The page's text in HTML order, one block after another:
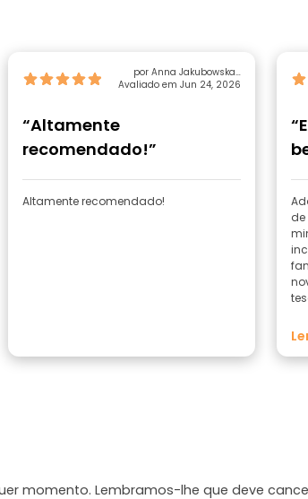
por Anna Jakubowska-
Stramek
Avaliado em Jun 24, 2026
“Altamente
recomendado!”
Altamente recomendado!
de
momento. Lembramos-lhe que deve